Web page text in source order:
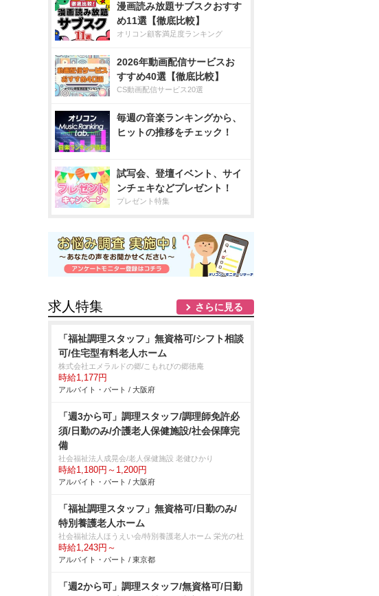
漫画読み放題サブスクおすす
め11選【徹底比較】
オリコン顧客満足度ランキング
2026年動画配信サービスお
すすめ40選【徹底比較】
CS動画配信サービス20選
毎週の音楽ランキングから、
ヒットの推移をチェック！
試写会、登壇イベント、サイ
ンチェキなどプレゼント！
プレゼント特集
求人特集 さらに見る
「福祉調理スタッフ」無資格可/シフト相談
可/住宅型有料老人ホーム
株式会社エメラルドの郷/こもれびの郷徳庵
時給1,177円
アルバイト・パート / 大阪府
「週3から可」調理スタッフ/調理師免許必
須/日勤のみ/介護老人保健施設/社会保障完
備
社会福祉法人成晃会/老人保健施設 老健ひかり
時給1,180円～1,200円
アルバイト・パート / 大阪府
「福祉調理スタッフ」無資格可/日勤のみ/
特別養護老人ホーム
社会福祉法人ほうえい会/特別養護老人ホーム 栄光の杜
時給1,243円～
アルバイト・パート / 東京都
「週2から可」調理スタッフ/無資格可/日勤